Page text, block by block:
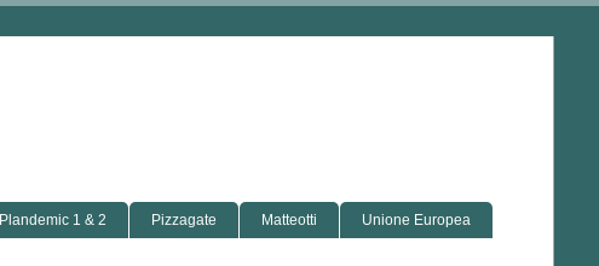
Plandemic 1 & 2 Pizzagate Matteotti Unione Europea